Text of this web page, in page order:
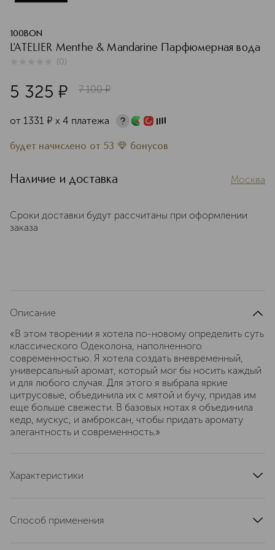
100BON
L'ATELIER Menthe & Mandarine Парфюмерная вода
(0)
5 325 ¤ 7 100 ¤
от 1331 ¤ х 4 платежа
будет начислено от 53 бонусов
Наличие и доставка Москва
Сроки доставки будут рассчитаны при оформлении
заказа
Описание
«В этом творении я хотела по-новому определить суть
классического Одеколона, наполненного
современностью. Я хотела создать вневременный,
универсальный аромат, который мог бы носить каждый
и для любого случая. Для этого я выбрала яркие
цитрусовые, объединила их с мятой и бучу, придав им
еще больше свежести. В базовых нотах я объединила
кедр, мускус, и амброксан, чтобы придать аромату
элегантность и современность.»
Характеристики
верхние ноты
Способ применения